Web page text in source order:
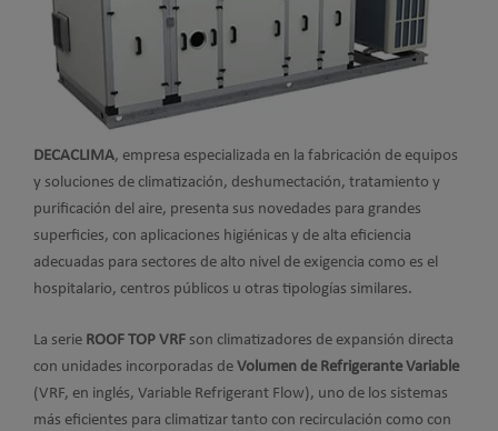
DECACLIMA, empresa especializada en la fabricación de equipos
y soluciones de climatización, deshumectación, tratamiento y
purificación del aire, presenta sus novedades para grandes
superficies, con aplicaciones higiénicas y de alta eficiencia
adecuadas para sectores de alto nivel de exigencia como es el
hospitalario, centros públicos u otras tipologías similares.
La serie ROOF TOP VRF son climatizadores de expansión directa
con unidades incorporadas de Volumen de Refrigerante Variable
(VRF, en inglés, Variable Refrigerant Flow), uno de los sistemas
más eficientes para climatizar tanto con recirculación como con